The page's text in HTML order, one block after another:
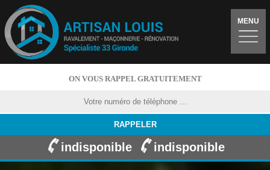
MENU
ON VOUS RAPPEL GRATUITEMENT
indisponible indisponible